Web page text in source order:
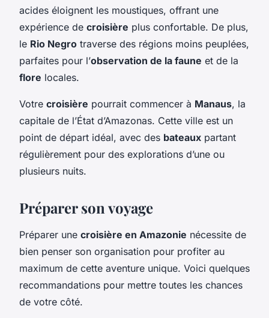
acides éloignent les moustiques, offrant une
expérience de croisière plus confortable. De plus,
le Rio Negro traverse des régions moins peuplées,
parfaites pour l’observation de la faune et de la
flore locales.
Votre croisière pourrait commencer à Manaus, la
capitale de l’État d’Amazonas. Cette ville est un
point de départ idéal, avec des bateaux partant
régulièrement pour des explorations d’une ou
plusieurs nuits.
Préparer son voyage
Préparer une croisière en Amazonie nécessite de
bien penser son organisation pour profiter au
maximum de cette aventure unique. Voici quelques
recommandations pour mettre toutes les chances
de votre côté.